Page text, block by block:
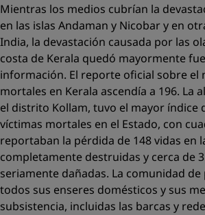
Mientras los medios cubrían la
en las islas Andaman y Nicobar y en
India, la devastación causada por las
costa de Kerala quedó mayormente
información. El reporte oficial sobre el
mortales en Kerala ascendía a 196. La
el distrito Kollam, tuvo el mayor índice
víctimas mortales en el Estado, con
reportaban la pérdida de 148 vidas en
completamente destruidas y cerca de
seriamente dañadas. La comunidad
todos sus enseres domésticos y sus
subsistencia, incluidas las barcas y